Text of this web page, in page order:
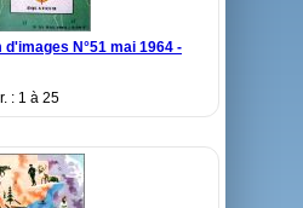
d'images N°51 mai 1964 -
: 1 à 25